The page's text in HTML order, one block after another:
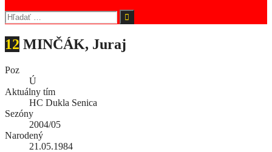
12 MINČÁK, Juraj
Poz
Ú
Aktuálny tím
HC Dukla Senica
Sezóny
2004/05
Narodený
21.05.1984